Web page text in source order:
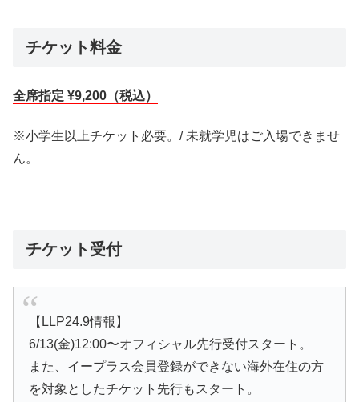
チケット料金
全席指定 ¥9,200（税込）
※小学生以上チケット必要。/ 未就学児はご入場できませ
ん。
チケット受付
【LLP24.9情報】
6/13(金)12:00〜オフィシャル先行受付スタート。
また、イープラス会員登録ができない海外在住の方
を対象としたチケット先行もスタート。